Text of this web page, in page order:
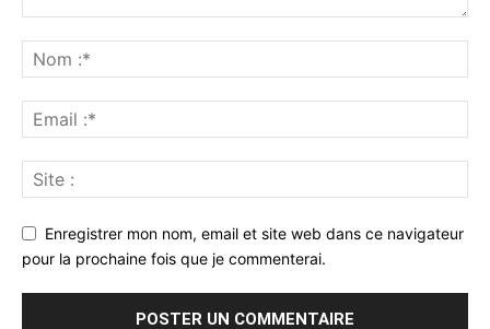
Enregistrer mon nom, email et site web dans ce navigateur
pour la prochaine fois que je commenterai.